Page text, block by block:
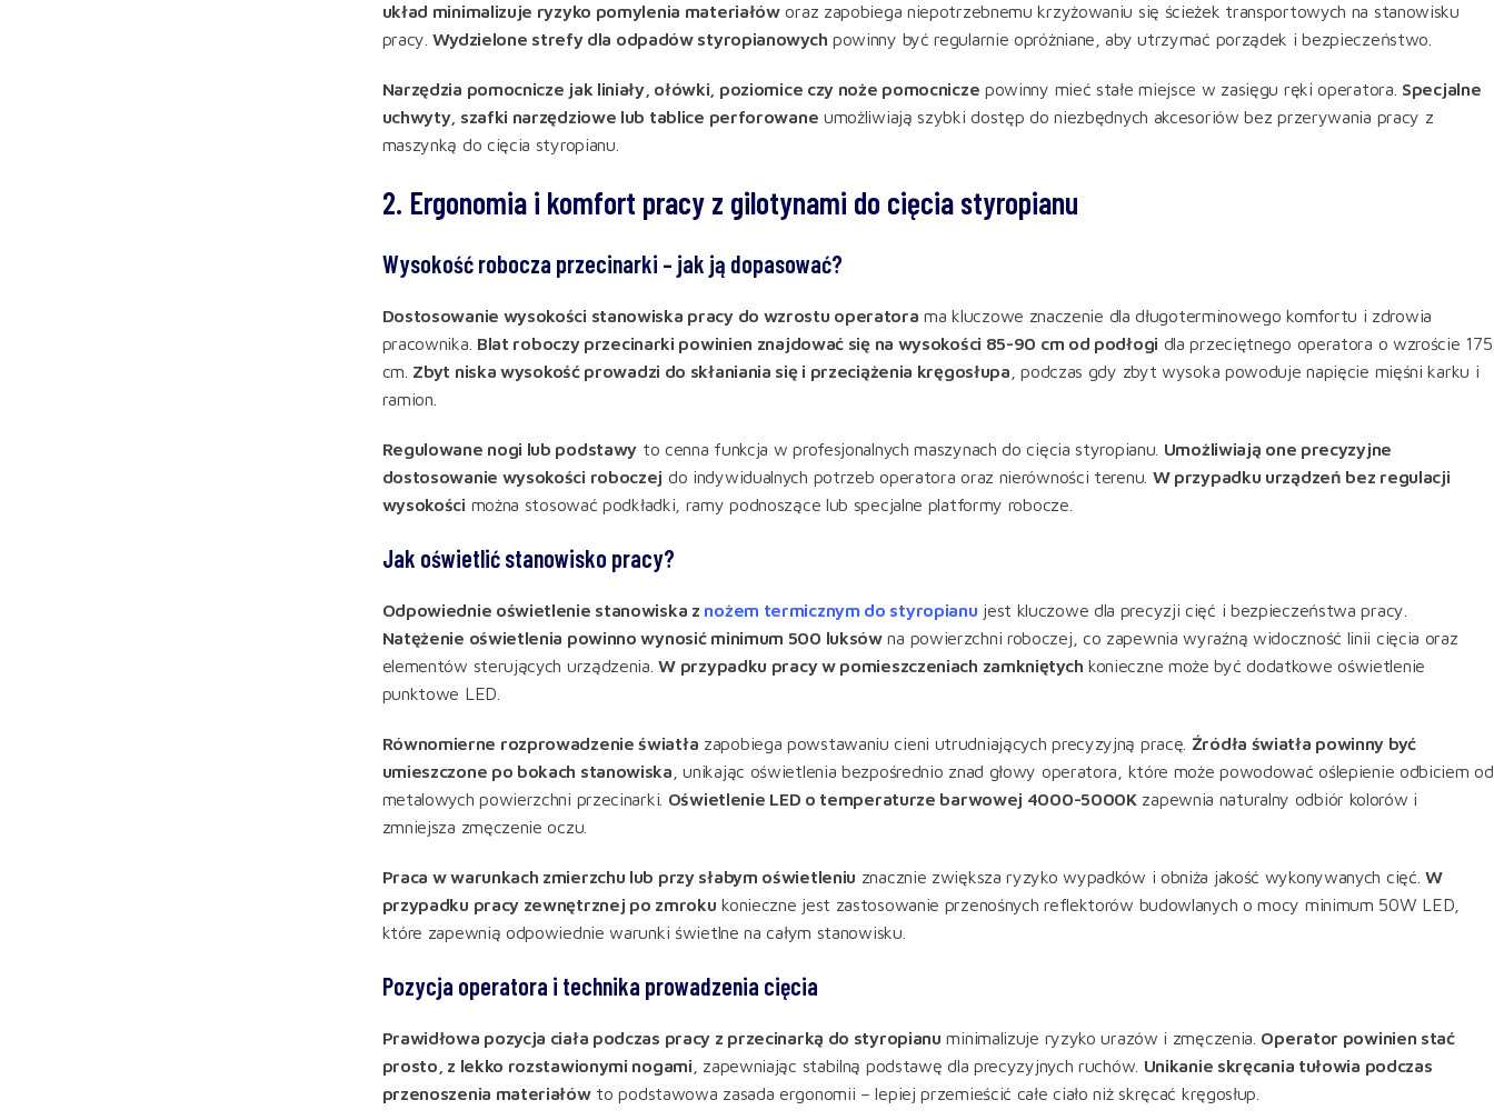
układ minimalizuje ryzyko pomylenia materiałóworaz zapobiega niepotrzebnemu krzyżowaniu się ścieżek transportowych na stanowisku
pracy.Wydzielone strefy dla odpadów styropianowych powinny być regularnie opróżniane, aby utrzymać porządek i bezpieczeństwo
Narzędzia pomocnicze jak liniały, ołówki, poziomice czy noże pomocnicze powinny mieć stałe miejsce w zasięgu ręki operatora. Specjalne
uchwyty, szafki narzędziowe lub tablice perforowane umożliwiają szybki dostęp do niezbędnych akcesoriów bez przerywania pracy z
maszynką do cięcia styropianu
2. Ergonomia i komfort pracy z gilotynami do cięcia styropianu
Wysokość robocza przecinarki – jak ją dopasować?
Dostosowanie wysokości stanowiska pracy do wzrostu operatora ma kluczowe znaczenie dla długoterminowego komfortu i zdrowia
pracownika. Blat roboczy przecinarki powinien znajdować się na wysokości 85-90 cm od podłogi dla przeciętnego operatora o wzroście 175
cm. Zbyt niska wysokość prowadzi do skłaniania się i przeciążenia kręgosłupa , podczas gdy zbyt wysoka powoduje napięcie mięśni karku i
ramion
Regulowane nogi lub podstawy to cenna funkcja w profesjonalnych maszynach do cięcia styropianu. Umożliwiają one precyzyjne
dostosowanie wysokości roboczej do indywidualnych potrzeb operatora oraz nierówności terenu. W przypadku urządzeń bez regulacji
wysokości można stosować podkładki, ramy podnoszące lub specjalne platformy robocze
Jak oświetlić stanowisko pracy?
Odpowiednie oświetlenie stanowiska z nożem termicznym do styropianu jest kluczowe dla precyzji cięć i bezpieczeństwa pracy.
Natężenie oświetlenia powinno wynosić minimum 500 luksówna powierzchni roboczej, co zapewnia wyraźną widoczność linii cięcia oraz
elementów sterujących urządzenia.W przypadku pracy w pomieszczeniach zamkniętych konieczne może być dodatkowe oświetlenie
punktowe LED.
Równomierne rozprowadzenie światła zapobiega powstawaniu cieni utrudniających precyzyjną pracę. Źródła światła powinny być
umieszczone po bokach stanowiska , unikając oświetlenia bezpośrednio znad głowy operatora, które może powodować oślepienie odbiciem od
metalowych powierzchni przecinarki. Oświetlenie LED o temperaturze barwowej 4000-5000Kzapewnia naturalny odbiór kolorów i
zmniejsza zmęczenie oczu
Praca w warunkach zmierzchu lub przy słabym oświetleniu znacznie zwiększa ryzyko wypadków i obniża jakość wykonywanych cięć.W
przypadku pracy zewnętrznej po zmroku konieczne jest zastosowanie przenośnych reflektorów budowlanych o mocy minimum 50W LED,
które zapewnią odpowiednie warunki świetlne na całym stanowisku
Pozycja operatora i technika prowadzenia cięcia
Prawidłowa pozycja ciała podczas pracy z przecinarką do styropianu minimalizuje ryzyko urazów i zmęczenia. Operator powinien stać
prosto, z lekko rozstawionymi nogami , zapewniając stabilną podstawę dla precyzyjnych ruchów. Unikanie skręcania tułowia podczas
przenoszenia materiałówto podstawowa zasada ergonomii – lepiej przemieścić całe ciało niż skręcać kręgosłup